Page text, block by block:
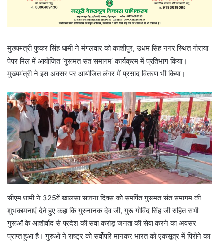
मुख्यमंत्री पुष्कर सिंह धामी ने मंगलवार को काशीपुर, उधम सिंह नगर स्थित गोराया
पेपर मिल में आयोजित ‘गुरूमत संत समागम’ कार्यक्रम में प्रतिभाग किया।
मुख्यमंत्री ने इस अवसर पर आयोजित लंगर में प्रसाद वितरण भी किया।
सीएम धामी ने 325वें खालसा सजना दिवस को समर्पित गुरूमत संत समागम की
शुभकामनाएं देते हुए कहा कि गुरुनानक देव जी, गुरू गोविंद सिंह जी सहित सभी
गुरूओं के आशीर्वाद से प्रदेश की सवा करोड़ जनता की सेवा करने का अवसर
प्राप्त हुआ है। गुरुओं ने राष्ट्र को सर्वोपरि मानकर भारत को एकसूत्र में पिरोने का